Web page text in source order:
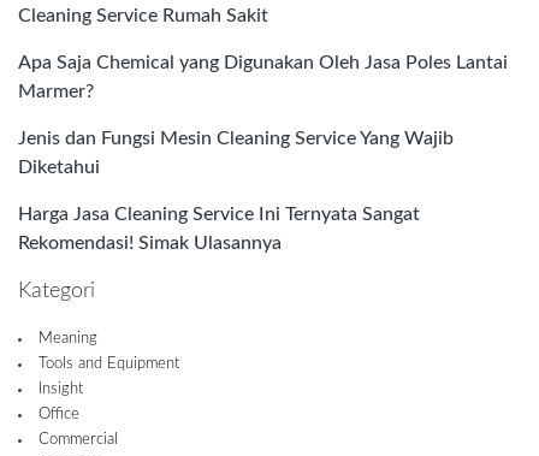
Cleaning Service Rumah Sakit
Apa Saja Chemical yang Digunakan Oleh Jasa Poles Lantai
Marmer?
Jenis dan Fungsi Mesin Cleaning Service Yang Wajib
Diketahui
Harga Jasa Cleaning Service Ini Ternyata Sangat
Rekomendasi! Simak Ulasannya
Kategori
Meaning
Tools and Equipment
Insight
Office
Commercial